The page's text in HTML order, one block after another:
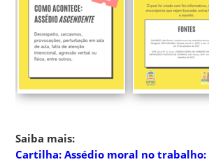
Saiba mais:
Cartilha: Assédio moral no trabalho: